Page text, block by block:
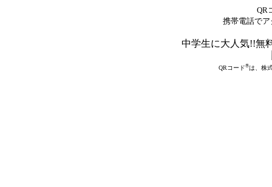
QR
携帯電話で
中学生に大人気!!無
QRコード®は、株